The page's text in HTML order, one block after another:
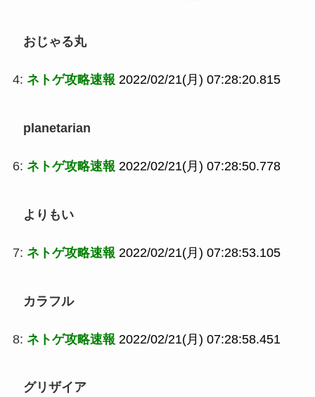
おじゃる丸
4: ネトゲ攻略速報 2022/02/21(月) 07:28:20.815
planetarian
6: ネトゲ攻略速報 2022/02/21(月) 07:28:50.778
よりもい
7: ネトゲ攻略速報 2022/02/21(月) 07:28:53.105
カラフル
8: ネトゲ攻略速報 2022/02/21(月) 07:28:58.451
グリザイア